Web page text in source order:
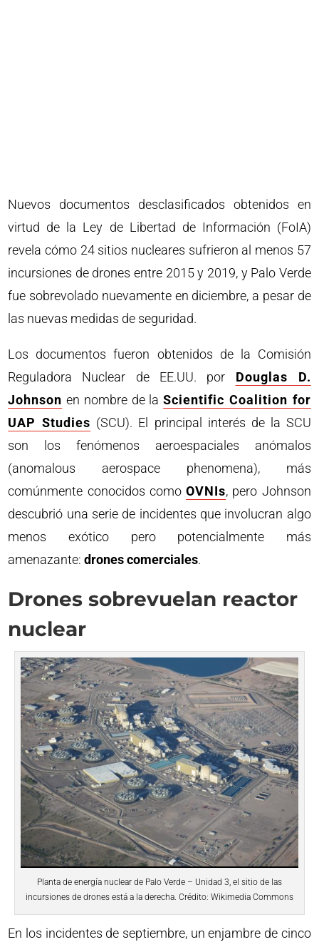
Nuevos documentos desclasificados obtenidos en
virtud de la Ley de Libertad de Información (FoIA)
revela cómo 24 sitios nucleares sufrieron al menos 57
incursiones de drones entre 2015 y 2019, y Palo Verde
fue sobrevolado nuevamente en diciembre, a pesar de
las nuevas medidas de seguridad.
Los documentos fueron obtenidos de la Comisión
Reguladora Nuclear de EE.UU. por Douglas D.
Johnson en nombre de laScientific Coalition for
UAP Studies (SCU). El principal interés de la SCU
son los fenómenos aeroespaciales anómalos
(anomalous aerospace phenomena), más
comúnmente conocidos comoOVNIs, pero Johnson
descubrió una serie de incidentes que involucran algo
menos exótico pero potencialmente más
amenazante:drones comerciales.
Drones sobrevuelan reactor
nuclear
Planta de energía nuclear de Palo Verde – Unidad 3, el sitio de las
incursiones de drones está a la derecha. Crédito: Wikimedia Commons
En los incidentes de septiembre, un enjambre de cinco